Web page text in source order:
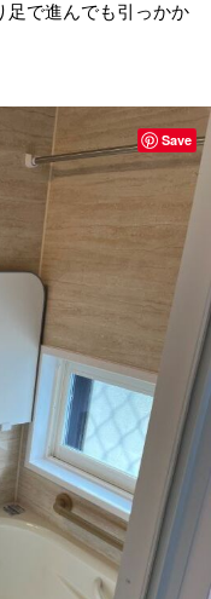
足で進んでも引っかか
Save